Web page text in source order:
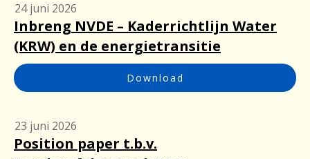
24 juni 2026
Inbreng NVDE – Kaderrichtlijn Water
(KRW) en de energietransitie
Download
23 juni 2026
Position paper t.b.v.